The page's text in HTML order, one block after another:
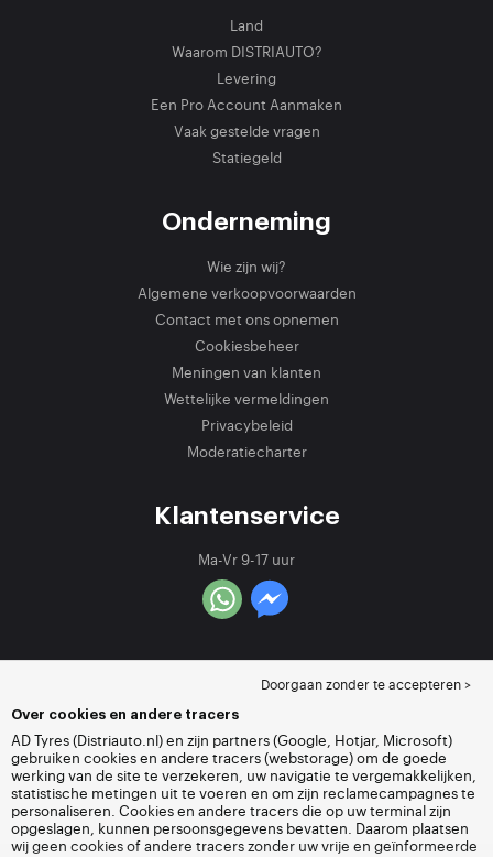
Land
Waarom DISTRIAUTO?
Levering
Een Pro Account Aanmaken
Vaak gestelde vragen
Statiegeld
Onderneming
Wie zijn wij?
Algemene verkoopvoorwaarden
Contact met ons opnemen
Cookiesbeheer
Meningen van klanten
Wettelijke vermeldingen
Privacybeleid
Moderatiecharter
Klantenservice
Ma-Vr 9-17 uur
Doorgaan zonder te accepteren >
Over cookies en andere tracers
AD Tyres (Distriauto.nl) en zijn partners (Google, Hotjar, Microsoft)
gebruiken cookies en andere tracers (webstorage) om de goede
werking van de site te verzekeren, uw navigatie te vergemakkelijken,
statistische metingen uit te voeren en om zijn reclamecampagnes te
personaliseren. Cookies en andere tracers die op uw terminal zijn
opgeslagen, kunnen persoonsgegevens bevatten. Daarom plaatsen
wij geen cookies of andere tracers zonder uw vrije en geïnformeerde